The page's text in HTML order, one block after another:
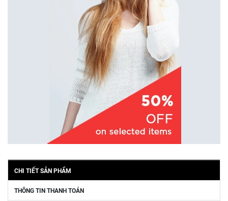
CHI TIẾT SẢN PHẨM
THÔNG TIN THANH TOÁN